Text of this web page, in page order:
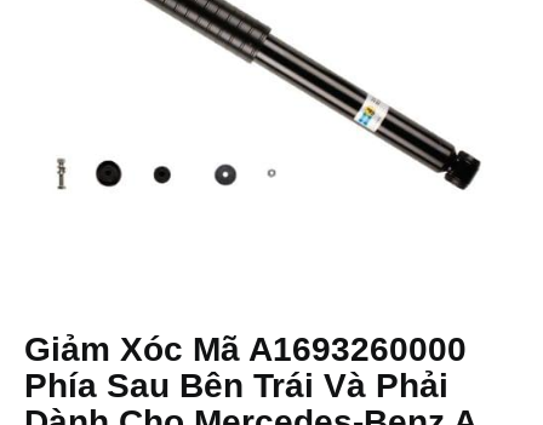
Giảm Xóc Mã A1693260000
Phía Sau Bên Trái Và Phải